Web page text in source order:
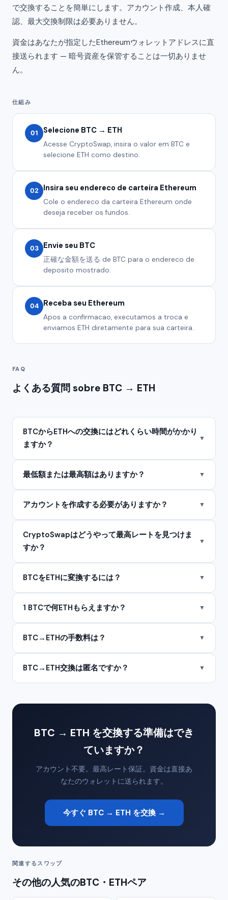
で交換することを簡単にします。アカウント作成、本人確
認、最大交換制限は必要ありません。
資金はあなたが指定したEthereumウォレットアドレスに直
接送られます — 暗号資産を保管することは一切ありませ
ん。
仕組み
01 Selecione BTC → ETH
Acesse CryptoSwap, insira o valor em BTC e
selecione ETH como destino.
02 Insira seu endereco de carteira Ethereum
Cole o endereco da carteira Ethereum onde
deseja receber os fundos.
03 Envie seu BTC
正確な金額を送る de BTC para o endereco de
deposito mostrado.
04 Receba seu Ethereum
Apos a confirmacao, executamos a troca e
enviamos ETH diretamente para sua carteira.
FAQ
よくある質問 sobre BTC → ETH
BTCからETHへの交換にはどれくらい時間がかかり
ますか？
▼
最低額または最高額はありますか？ ▼
アカウントを作成する必要がありますか？ ▼
CryptoSwapはどうやって最高レートを見つけま
すか？
▼
BTCをETHに変換するには？ ▼
1 BTCで何ETHもらえますか？ ▼
BTC→ETHの手数料は？ ▼
BTC→ETH交換は匿名ですか？ ▼
BTC → ETH を交換する準備はでき
ていますか？
アカウント不要。最高レート保証。資金は直接あ
なたのウォレットに送られます。
今すぐ BTC → ETH を交換 →
関連するスワップ
その他の人気のBTC・ETHペア